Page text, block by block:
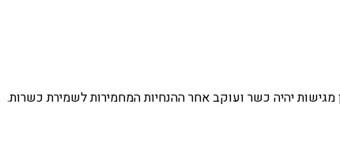
יהיה כשר ועוקב אחר ההנחיות המחמירות לשמירת כשרות.